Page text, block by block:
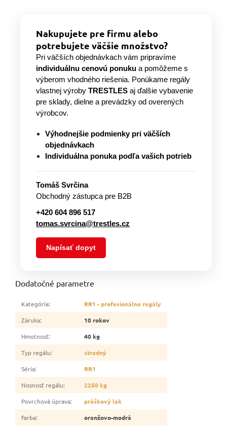
Nakupujete pre firmu alebo
potrebujete väčšie množstvo?
Pri väčších objednávkach vám pripravíme
individuálnu cenovú ponuku a pomôžeme s
výberom vhodného riešenia. Ponúkame regály
vlastnej výroby TRESTLES aj ďalšie vybavenie
pre sklady, dielne a prevádzky od overených
výrobcov.
Výhodnejšie podmienky pri väčších
objednávkach
Individuálna ponuka podľa vašich potrieb
Tomáš Svrčina
Obchodný zástupca pre B2B
+420 604 896 517
tomas.svrcina@trestles.cz
Napísať dopyt
Dodatočné parametre
Kategória:
RR1 - profesionálne regály
Záruka:
10 rokov
Hmotnosť:
40 kg
Typ regálu:
stredný
Séria:
RR1
Nosnosť regálu:
2250 kg
Povrchová úprava:
práškový lak
Farba:
oranžovo-modrá